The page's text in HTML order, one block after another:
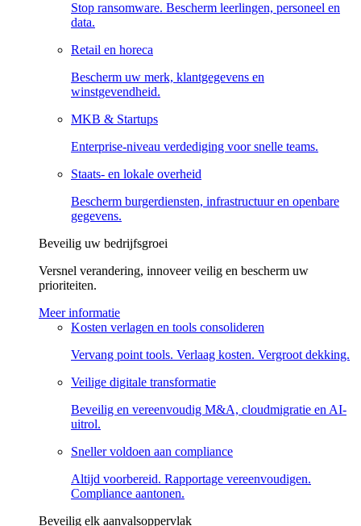
Stop ransomware. Bescherm leerlingen, personeel en
data.
Retail en horeca
Bescherm uw merk, klantgegevens en
winstgevendheid.
MKB & Startups
Enterprise-niveau verdediging voor snelle teams.
Staats- en lokale overheid
Bescherm burgerdiensten, infrastructuur en openbare
gegevens.
Beveilig uw bedrijfs­groei
Versnel verandering, innoveer veilig en bescherm uw
prioriteiten.
Meer informatie
Kosten verlagen en tools consolideren
Vervang point tools. Verlaag kosten. Vergroot dekking.
Veilige digitale transformatie
Beveilig en vereenvoudig M&A, cloudmigratie en AI-
uitrol.
Sneller voldoen aan compliance
Altijd voorbereid. Rapportage vereenvoudigen.
Compliance aantonen.
Beveilig elk aanvalsoppervlak